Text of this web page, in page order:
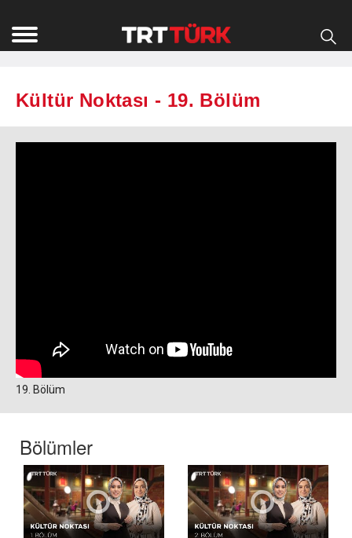
Kültür Noktası - 19. Bölüm
19. Bölüm
Bölümler